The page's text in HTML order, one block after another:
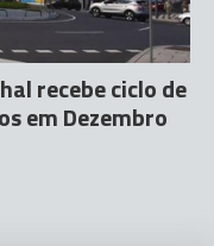
recebe ciclo de
em Dezembro